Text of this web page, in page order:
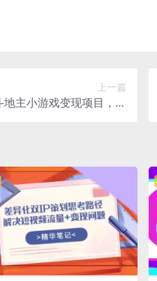
上一篇
地主小游戏变现项目，单